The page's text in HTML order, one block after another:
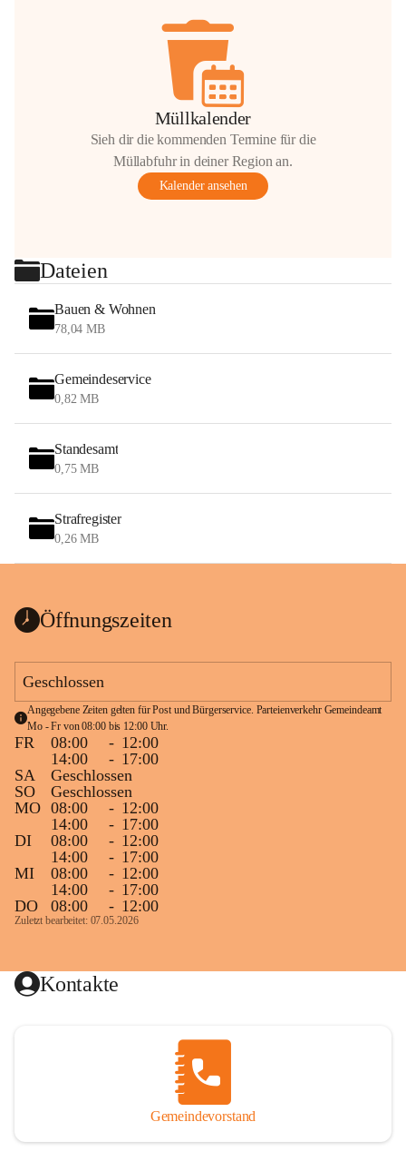
Müllkalender
Sieh dir die kommenden Termine für die
Müllabfuhr in deiner Region an.
Kalender ansehen
Dateien
Bauen & Wohnen
78,04 MB
Gemeindeservice
0,82 MB
Standesamt
0,75 MB
Strafregister
0,26 MB
Öffnungszeiten
Geschlossen
Angegebene Zeiten gelten für Post und Bürgerservice. Parteienverkehr Gemeindeamt
Mo - Fr von 08:00 bis 12:00 Uhr.
FR 08:00 - 12:00
14:00
- 17:00
SA
Geschlossen
SO
Geschlossen
MO 08:00 - 12:00
14:00
- 17:00
DI
08:00 - 12:00
14:00
- 17:00
MI
08:00 - 12:00
14:00
- 17:00
DO
08:00 - 12:00
Zuletzt bearbeitet: 07.05.2026
Kontakte
Gemeindevorstand